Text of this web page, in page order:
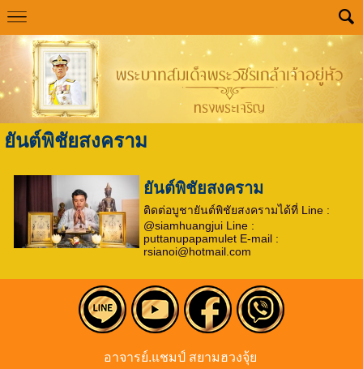
ยันต์พิชัยสงคราม
ยันต์พิชัยสงคราม
ติดต่อบูชายันต์พิชัยสงครามได้ที่ Line :
@siamhuangjui Line :
puttanupapamulet E-mail :
rsianoi@hotmail.com
อาจารย์.แชมป์ สยามฮวงจุ้ย